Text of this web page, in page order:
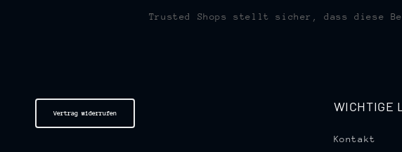
Trusted Shops stellt sicher, dass diese
Vertrag widerrufen WICHTIGE
Kontakt